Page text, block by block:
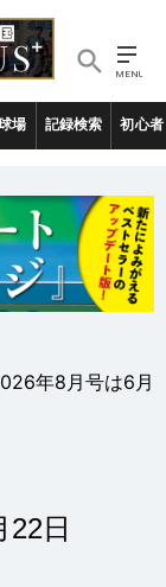
場 記録検索 初心者
年8月号は6月
日